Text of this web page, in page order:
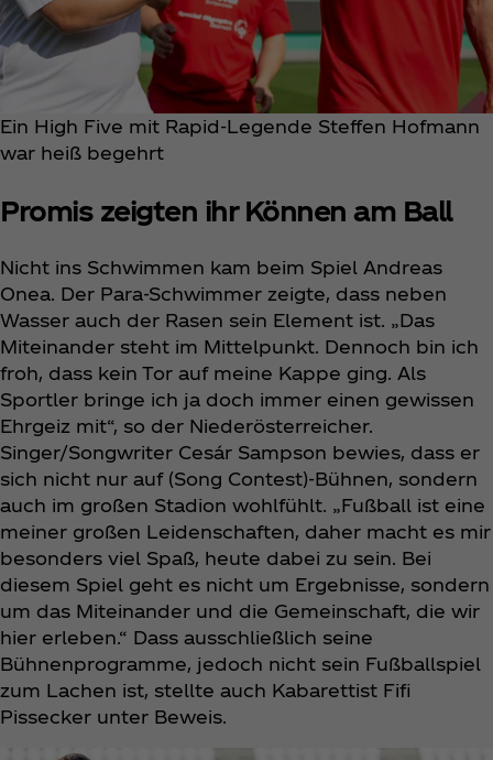
Ein High Five mit Rapid-Legende Steffen Hofmann
war heiß begehrt
Promis zeigten ihr Können am Ball
Nicht ins Schwimmen kam beim Spiel Andreas
Onea. Der Para-Schwimmer zeigte, dass neben
Wasser auch der Rasen sein Element ist. „Das
Miteinander steht im Mittelpunkt. Dennoch bin ich
froh, dass kein Tor auf meine Kappe ging. Als
Sportler bringe ich ja doch immer einen gewissen
Ehrgeiz mit“, so der Niederösterreicher.
Singer/Songwriter Cesár Sampson bewies, dass er
sich nicht nur auf (Song Contest)-Bühnen, sondern
auch im großen Stadion wohlfühlt. „Fußball ist eine
meiner großen Leidenschaften, daher macht es mir
besonders viel Spaß, heute dabei zu sein. Bei
diesem Spiel geht es nicht um Ergebnisse, sondern
um das Miteinander und die Gemeinschaft, die wir
hier erleben.“ Dass ausschließlich seine
Bühnenprogramme, jedoch nicht sein Fußballspiel
zum Lachen ist, stellte auch Kabarettist Fifi
Pissecker unter Beweis.